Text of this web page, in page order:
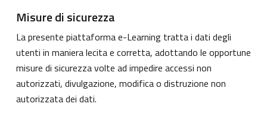
Misure di sicurezza
La presente piattaforma e-Learning tratta i dati degli
utenti in maniera lecita e corretta, adottando le opportune
misure di sicurezza volte ad impedire accessi non
autorizzati, divulgazione, modifica o distruzione non
autorizzata dei dati.